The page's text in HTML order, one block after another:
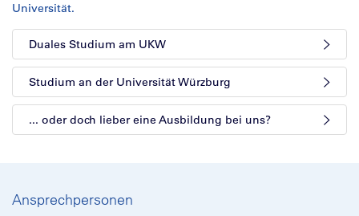
Universität.
Duales Studium am UKW
Studium an der Universität Würzburg
... oder doch lieber eine Ausbildung bei uns?
Ansprechpersonen